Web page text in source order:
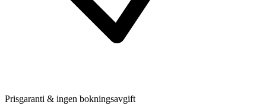
Prisgaranti & ingen bokningsavgift